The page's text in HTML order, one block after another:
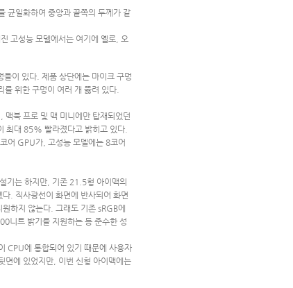
균일화하여 중앙과 끝쪽의 두께가 같
고성능 모델에서는 여기에 옐로, 오
이 있다. 제품 상단에는 마이크 구멍
위한 구멍이 여러 개 뚫려 있다.
북 프로 및 맥 미니에만 탑재되었던
최대 85% 빨라졌다고 밝히고 있다.
어 GPU가, 고성능 모델에는 8코어
기는 하지만, 기존 21.5형 아이맥의
. 직사광선이 화면에 반사되어 화면
하지 않는다. 그래도 기존 sRGB에
니트 밝기를 지원하는 등 준수한 성
CPU에 통합되어 있기 때문에 사용자
면에 있었지만, 이번 신형 아이맥에는